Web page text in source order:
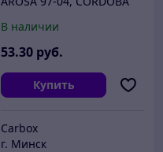
CORDOBA Vario 99-02,
CORDOBA хэтчбек 99-02,
В наличии
53.30 руб.
Купить
Carbox
г. Минск